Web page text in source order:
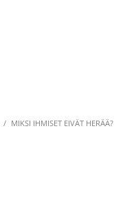
MIKSI IHMISET EIVÄT HERÄÄ?